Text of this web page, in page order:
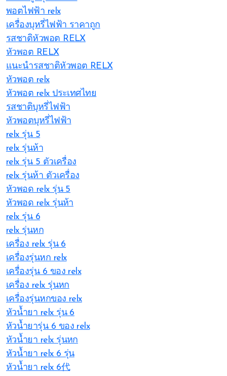
พอตไฟฟ้า relx
เครื่องบุหรี่ไฟฟ้า ราคาถูก
รสชาติหัวพอต RELX
หัวพอต RELX
แนะนำรสชาติหัวพอต RELX
หัวพอต relx
หัวพอต relx ประเทศไทย
รสชาติบุหรี่ไฟฟ้า
หัวพอตบุหรี่ไฟฟ้า
relx รุ่น 5
relx รุ่นห้า
relx รุ่น 5 ตัวเครื่อง
relx รุ่นห้า ตัวเครื่อง
หัวพอด relx รุ่น 5
หัวพอด relx รุ่นห้า
relx รุ่น 6
relx รุ่นหก
เครื่อง relx รุ่น 6
เครื่องรุ่นหก relx
เครื่องรุ่น 6 ของ relx
เครื่อง relx รุ่นหก
เครื่องรุ่นหกของ relx
หัวน้ำยา relx รุ่น 6
หัวน้ำยารุ่น 6 ของ relx
หัวน้ำยา relx รุ่นหก
หัวน้ำยา relx 6 รุ่น
หัวน้ำยา relx 6代